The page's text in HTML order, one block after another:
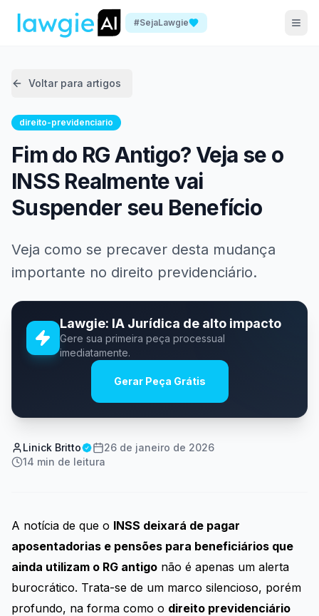
#SejaLawgie
Voltar para artigos
direito-previdenciario
Fim do RG Antigo? Veja se o
INSS Realmente vai
Suspender seu Benefício
Veja como se precaver desta mudança
importante no direito previdenciário.
Lawgie: IA Jurídica de alto impacto
Gere sua primeira peça processual
imediatamente.
Gerar Peça Grátis
Linick Britto
26 de janeiro de 2026
14 min de leitura
A notícia de que o INSS deixará de pagar
aposentadorias e pensões para beneficiários que
ainda utilizam o RG antigo não é apenas um alerta
burocrático. Trata-se de um marco silencioso, porém
profundo, na forma como o direito previdenciário